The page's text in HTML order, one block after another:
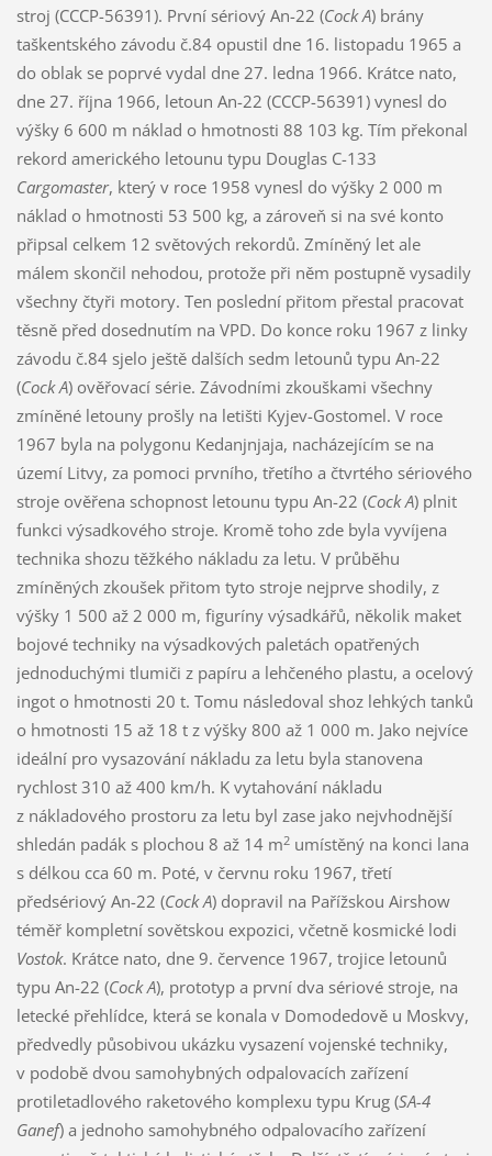
stroj (CCCP-56391). První sériový An-22 (Cock A) brány
taškentského závodu č.84 opustil dne 16. listopadu 1965 a
do oblak se poprvé vydal dne 27. ledna 1966. Krátce nato,
dne 27. října 1966, letoun An-22 (CCCP-56391) vynesl do
výšky 6 600 m náklad o hmotnosti 88 103 kg. Tím překonal
rekord amerického letounu typu Douglas C-133
Cargomaster, který v roce 1958 vynesl do výšky 2 000 m
náklad o hmotnosti 53 500 kg, a zároveň si na své konto
připsal celkem 12 světových rekordů. Zmíněný let ale
málem skončil nehodou, protože při něm postupně vysadily
všechny čtyři motory. Ten poslední přitom přestal pracovat
těsně před dosednutím na VPD. Do konce roku 1967 z linky
závodu č.84 sjelo ještě dalších sedm letounů typu An-22
(Cock A) ověřovací série. Závodními zkouškami všechny
zmíněné letouny prošly na letišti Kyjev-Gostomel. V roce
1967 byla na polygonu Kedanjnjaja, nacházejícím se na
území Litvy, za pomoci prvního, třetího a čtvrtého sériového
stroje ověřena schopnost letounu typu An-22 (Cock A) plnit
funkci výsadkového stroje. Kromě toho zde byla vyvíjena
technika shozu těžkého nákladu za letu. V průběhu
zmíněných zkoušek přitom tyto stroje nejprve shodily, z
výšky 1 500 až 2 000 m, figuríny výsadkářů, několik maket
bojové techniky na výsadkových paletách opatřených
jednoduchými tlumiči z papíru a lehčeného plastu, a ocelový
ingot o hmotnosti 20 t. Tomu následoval shoz lehkých tanků
o hmotnosti 15 až 18 t z výšky 800 až 1 000 m. Jako nejvíce
ideální pro vysazování nákladu za letu byla stanovena
rychlost 310 až 400 km/h. K vytahování nákladu
z nákladového prostoru za letu byl zase jako nejvhodnější
shledán padák s plochou 8 až 14 m2umístěný na konci lana
s délkou cca 60 m. Poté, v červnu roku 1967, třetí
předsériový An-22 (Cock A) dopravil na Pařížskou Airshow
téměř kompletní sovětskou expozici, včetně kosmické lodi
Vostok. Krátce nato, dne 9. července 1967, trojice letounů
typu An-22 (Cock A), prototyp a první dva sériové stroje, na
letecké přehlídce, která se konala v Domodedově u Moskvy,
předvedly působivou ukázku vysazení vojenské techniky,
v podobě dvou samohybných odpalovacích zařízení
protiletadlového raketového komplexu typu Krug (SA-4
Ganef) a jednoho samohybného odpalovacího zařízení